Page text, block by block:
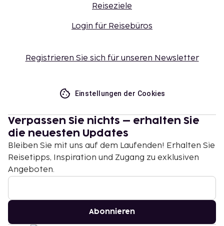
Reiseziele
Login für Reisebüros
Registrieren Sie sich für unseren Newsletter
Einstellungen der Cookies
Verpassen Sie nichts – erhalten Sie
die neuesten Updates
Bleiben Sie mit uns auf dem Laufenden! Erhalten Sie
Reisetipps, Inspiration und Zugang zu exklusiven
Angeboten.
Abonnieren